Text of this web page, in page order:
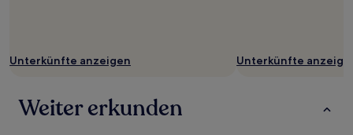
Unterkünfte anzeigen Unterkünfte
Weiter erkunden